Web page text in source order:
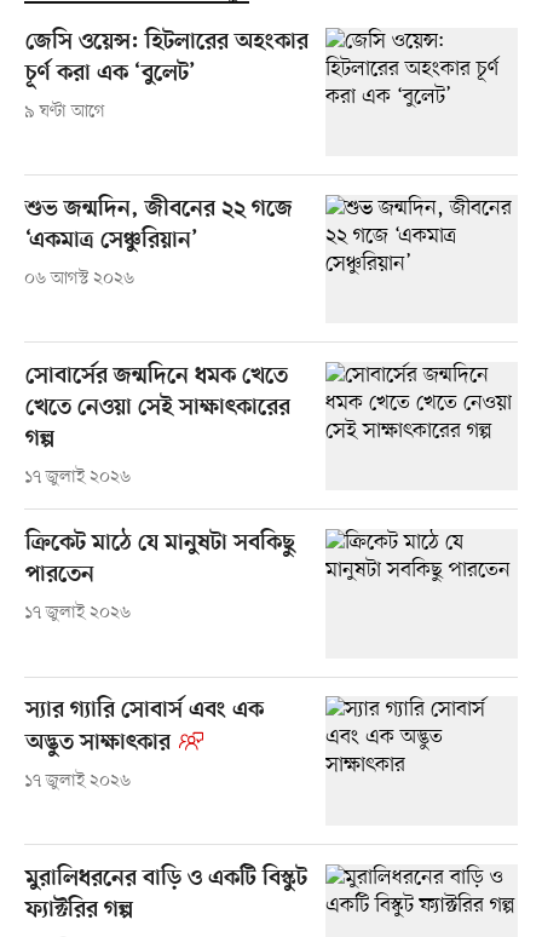
জেসি ওয়েন্স: হিটলারের অহংকার
চূর্ণ করা এক ‘বুলেট’
৯ ঘণ্টা আগে
শুভ জন্মদিন, জীবনের ২২ গজে
‘একমাত্র সেঞ্চুরিয়ান’
০৬ আগস্ট ২০২৬
সোবার্সের জন্মদিনে ধমক খেতে
খেতে নেওয়া সেই সাক্ষাৎকারের
গল্প
১৭ জুলাই ২০২৬
ক্রিকেট মাঠে যে মানুষটা সবকিছু
পারতেন
১৭ জুলাই ২০২৬
স্যার গ্যারি সোবার্স এবং এক
অদ্ভুত সাক্ষাৎকার
১৭ জুলাই ২০২৬
মুরালিধরনের বাড়ি ও একটি বিস্কুট
ফ্যাক্টরির গল্প